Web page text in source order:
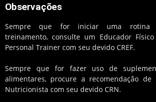
Observações
Sempre que for iniciar uma rotina
treinamento, consulte um Educador
Personal Trainer com seu devido CREF.
Sempre que for fazer uso de
alimentares, procure a recomendação de
Nutricionista com seu devido CRN.